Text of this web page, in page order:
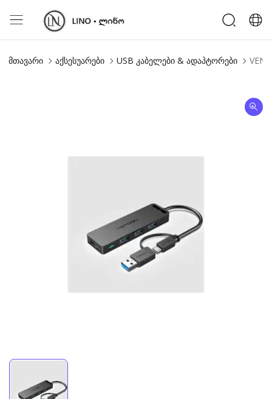
მთავარი აქსესუარები USB კაბელები & ადაპტორები